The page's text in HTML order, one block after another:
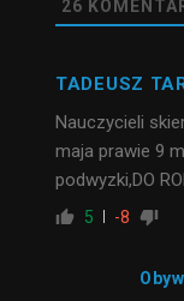
26
TADEUSZ
Nauczycieli
maja prawie 9
podwyzki,DO
5 -8